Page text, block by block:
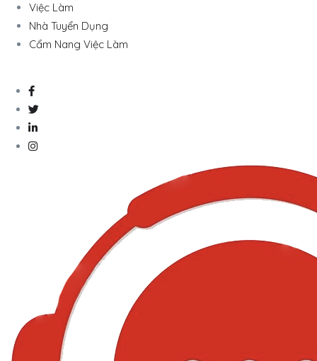
Việc Làm
Nhà Tuyển Dụng
Cẩm Nang Việc Làm